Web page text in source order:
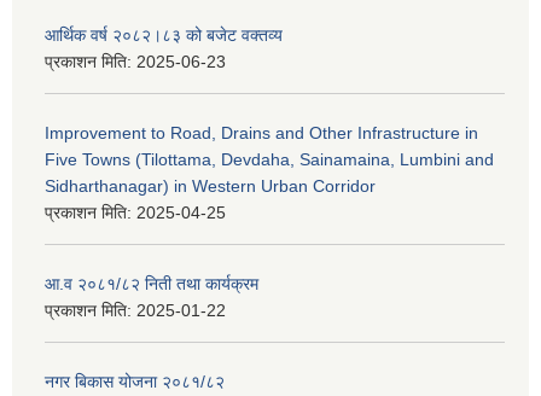
आर्थिक वर्ष २०८२।८३ को बजेट वक्तव्य
प्रकाशन मिति: 2025-06-23
Improvement to Road, Drains and Other Infrastructure in
Five Towns (Tilottama, Devdaha, Sainamaina, Lumbini and
Sidharthanagar) in Western Urban Corridor
प्रकाशन मिति: 2025-04-25
आ.व २०८१/८२ निती तथा कार्यक्रम
प्रकाशन मिति: 2025-01-22
नगर बिकास योजना २०८१/८२